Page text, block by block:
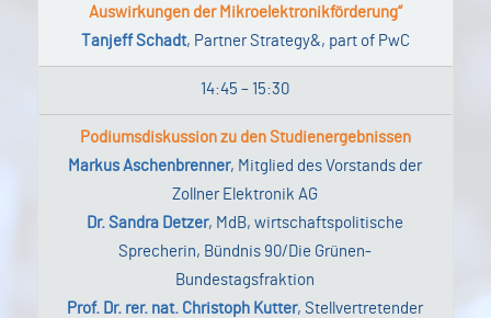
Auswirkungen der Mikroelektronikförderung“
Tanjeff Schadt, Partner Strategy&, part of PwC
14:45 – 15:30
Podiumsdiskussion zu den Studienergebnissen
Markus Aschenbrenner, Mitglied des Vorstands der
Zollner Elektronik AG
Dr. Sandra Detzer, MdB, wirtschaftspolitische
Sprecherin, Bündnis 90/Die Grünen-
Bundestagsfraktion
Prof. Dr. rer. nat. Christoph Kutter, Stellvertretender